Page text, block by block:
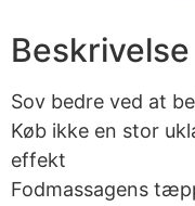
Beskrivelse
Sov bedre ved at
Køb ikke en stor
effekt
Fodmassagens